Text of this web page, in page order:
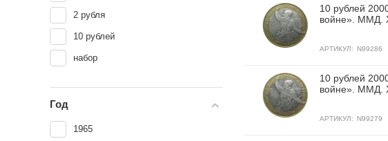
10 рублей
войне». ММД.
АРТИКУЛ: N99286
10 рублей
войне». ММД.
АРТИКУЛ: N99279
2 рубля
10 рублей
набор
Год
1965